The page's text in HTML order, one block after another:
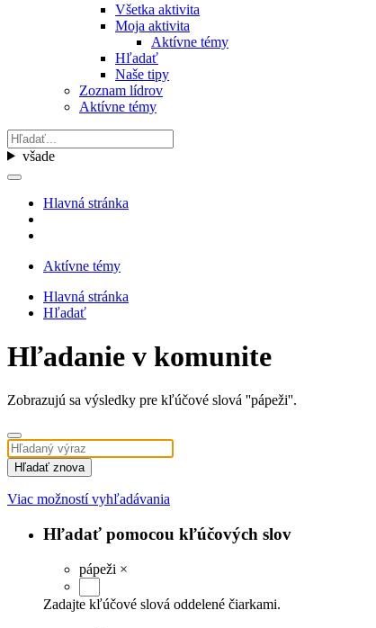
Všetka aktivita
Moja aktivita
Aktívne témy
Hľadať
Naše tipy
Zoznam lídrov
Aktívne témy
všade
Hlavná stránka
Aktívne témy
Hlavná stránka
Hľadať
Hľadanie v komunite
Zobrazujú sa výsledky pre kľúčové slová ''pápeži''.
Hľadať znova
Viac možností vyhľadávania
Hľadať pomocou kľúčových slov
pápeži ×
Zadajte kľúčové slová oddelené čiarkami.